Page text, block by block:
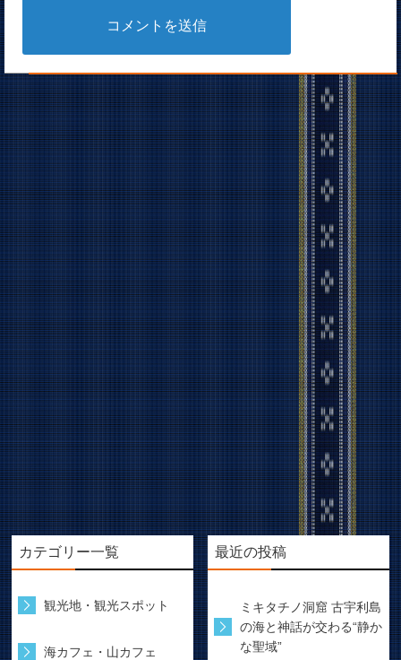
カテゴリー一覧
観光地・観光スポット
海カフェ・山カフェ
最近の投稿
ミキタチノ洞窟 古宇利島
の海と神話が交わる“静か
な聖域”